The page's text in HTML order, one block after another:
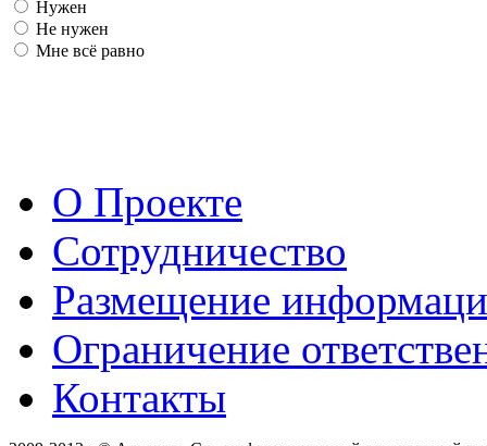
Нужен
Не нужен
Мне всё равно
О Проекте
Сотрудничество
Размещение
Ограничение
Контакты